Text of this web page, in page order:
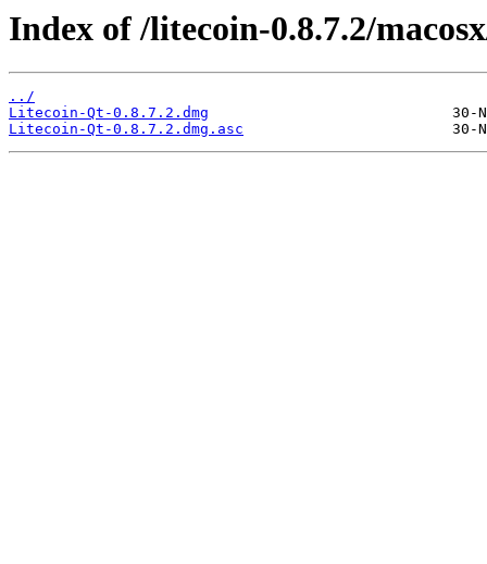
Index of /litecoin-0.8.7.2/
../
Litecoin-Qt-0.8.7.2.dmg
Litecoin-Qt-0.8.7.2.dmg.asc